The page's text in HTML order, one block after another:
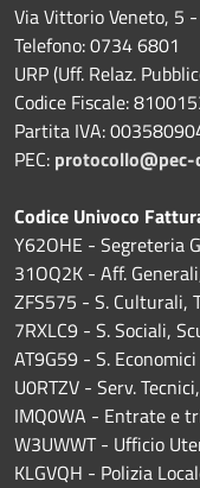
Via Vittorio Veneto, 5
Telefono: 0734 6801
URP (Uff. Relaz.
Codice Fiscale:
Partita IVA:
PEC:
Codice Univoco
Y62OHE - Segreteria
31OQ2K - Aff.
ZFS575 - S. Culturali,
7RXLC9 - S. Sociali,
AT9G59 - S.
U0RTZV - Serv.
IMQ0WA - Entrate e
W3UWWT - Ufficio
KLGVQH - Polizia